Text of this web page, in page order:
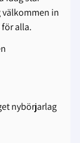
in
alla.
nybörjarlag